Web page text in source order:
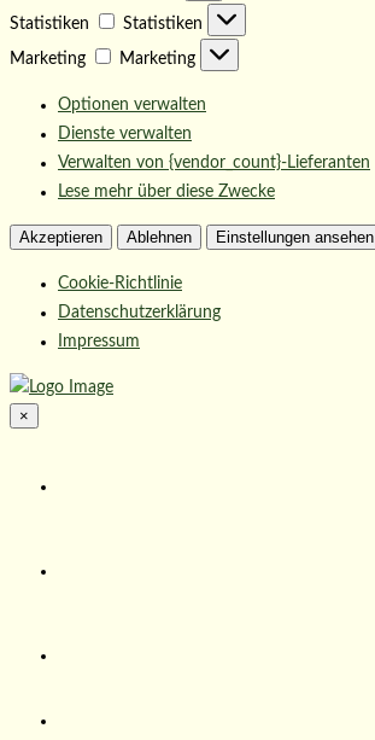
Statistiken Statistiken
Marketing Marketing
Optionen verwalten
Dienste verwalten
Verwalten von {vendor_count}-Lieferanten
Lese mehr über diese Zwecke
Akzeptieren Ablehnen Einstellungen ansehen
Cookie-Richtlinie
Datenschutzerklärung
Impressum
×